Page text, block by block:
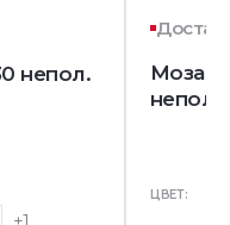
непол.
+1
непол.
ЦВЕТ: